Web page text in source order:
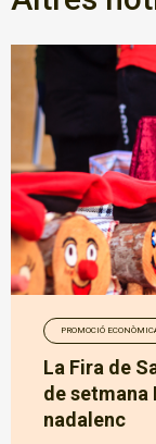
PROMOCIÓ
La Fira de
de setmana
nadalenc